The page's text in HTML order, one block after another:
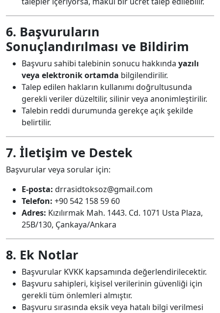
6. Başvuruların
Sonuçlandırılması ve Bildirim
Başvuru sahibi talebinin sonucu hakkında yazılı
veya elektronik ortamda bilgilendirilir.
Talep edilen hakların kullanımı doğrultusunda
gerekli veriler düzeltilir, silinir veya anonimleştirilir.
Talebin reddi durumunda gerekçe açık şekilde
belirtilir.
7. İletişim ve Destek
Başvurular veya sorular için:
E-posta: drrasidtoksoz@gmail.com
Telefon: +90 542 158 59 60
Adres: Kızılırmak Mah. 1443. Cd. 1071 Usta Plaza,
25B/130, Çankaya/Ankara
8. Ek Notlar
Başvurular KVKK kapsamında değerlendirilecektir.
Başvuru sahipleri, kişisel verilerinin güvenliği için
gerekli tüm önlemleri almıştır.
Başvuru sırasında eksik veya hatalı bilgi verilmesi